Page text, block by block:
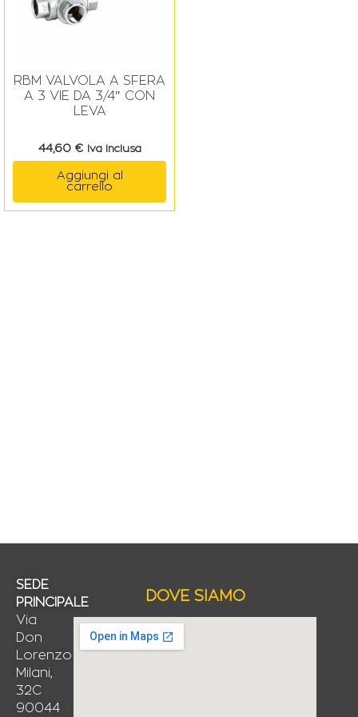
RBM VALVOLA A SFERA
A 3 VIE DA 3/4″ CON
LEVA
44,60 € Iva Inclusa
Aggiungi al
carrello
SEDE
PRINCIPALE
Via
Don
Lorenzo
Milani,
32C
90044
DOVE SIAMO